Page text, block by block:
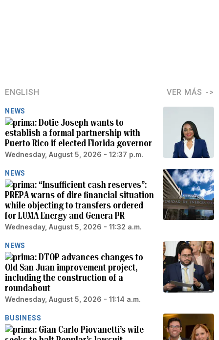
ENGLISH VER MÁS
NEWS
Dotie Joseph wants to
establish a formal partnership with
Puerto Rico if elected Florida governor
Wednesday, August 5, 2026 - 12:37 p.m.
NEWS
“Insufficient cash reserves”:
PREPA warns of dire financial situation
while objecting to transfers ordered
for LUMA Energy and Genera PR
Wednesday, August 5, 2026 - 11:32 a.m.
NEWS
DTOP advances changes to
Old San Juan improvement project,
including the construction of a
roundabout
Wednesday, August 5, 2026 - 11:14 a.m.
BUSINESS
Gian Carlo Piovanetti’s wife